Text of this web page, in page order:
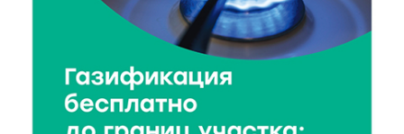
6 Авг 2026 16:01 114
Калининские футболисты представят Тверскую
область на всероссийском марафоне «Земля
спорта»